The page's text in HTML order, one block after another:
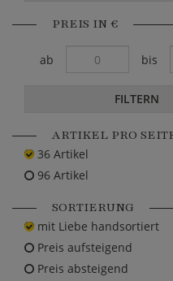
PREIS IN €
ab bis
FILTERN
ARTIKEL PRO
36 Artikel
96 Artikel
SORTIERUNG
mit Liebe handsortiert
Preis aufsteigend
Preis absteigend